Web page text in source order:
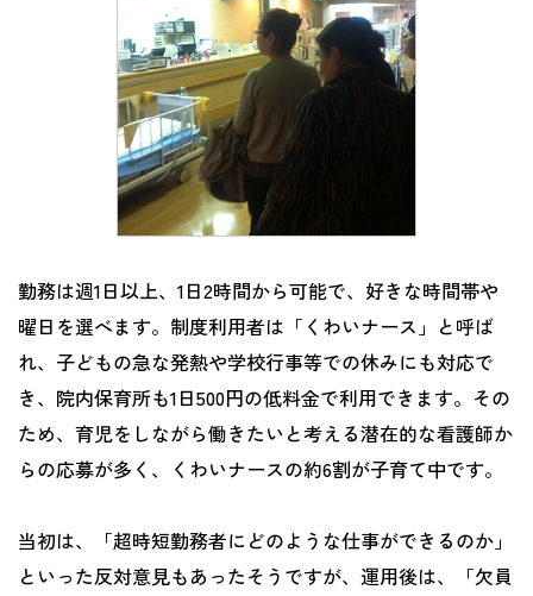
勤務は週1日以上、1日2時間から可能で、好きな時間帯や
曜日を選べます。制度利用者は「くわいナース」と呼ば
れ、子どもの急な発熱や学校行事等での休みにも対応で
き、院内保育所も1日500円の低料金で利用できます。その
ため、育児をしながら働きたいと考える潜在的な看護師か
らの応募が多く、くわいナースの約6割が子育て中です。
当初は、「超時短勤務者にどのような仕事ができるのか」
といった反対意見もあったそうですが、運用後は、「欠員